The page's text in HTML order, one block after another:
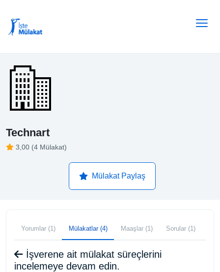
Technart
3,00 (4 Mülakat)
Mülakat Paylaş
Yorumlar (1) Mülakatlar (4) Maaşlar (1) Sorular (1)
İşverene ait mülakat süreçlerini
incelemeye devam edin.